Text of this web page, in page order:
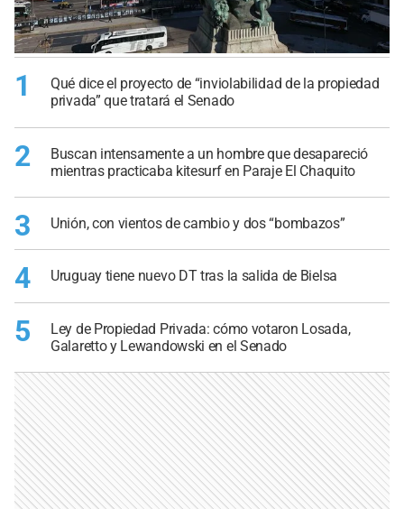
1
Qué dice el proyecto de “inviolabilidad de la propiedad
privada” que tratará el Senado
2
Buscan intensamente a un hombre que desapareció
mientras practicaba kitesurf en Paraje El Chaquito
3 Unión, con vientos de cambio y dos “bombazos”
4 Uruguay tiene nuevo DT tras la salida de Bielsa
5
Ley de Propiedad Privada: cómo votaron Losada,
Galaretto y Lewandowski en el Senado